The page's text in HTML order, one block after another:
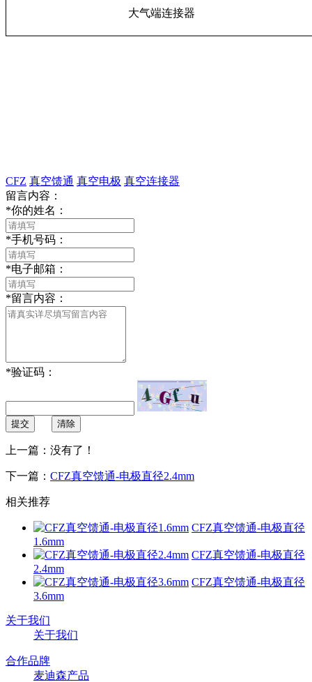
大气端连接器
CFZ 真空馈通 真空电极 真空连接器
留言内容：
*你的姓名：
*手机号码：
*电子邮箱：
*留言内容：
*验证码：
提交 清除
上一篇：没有了！
下一篇： CFZ真空馈通-电极直径2.4mm
相关推荐
CFZ真空馈通-电极直径
1.6mm
CFZ真空馈通-电极直径
2.4mm
CFZ真空馈通-电极直径
3.6mm
关于我们
关于我们
合作品牌
麦迪森产品